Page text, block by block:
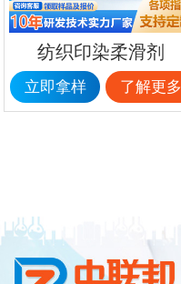
纺织印染柔滑剂
立即拿样 了解更多